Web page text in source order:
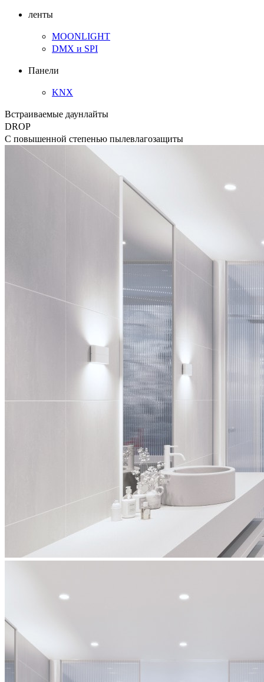
ленты
MOONLIGHT
DMX и SPI
Панели
KNX
Встраиваемые даунлайты
DROP
С повышенной степенью пылевлагозащиты